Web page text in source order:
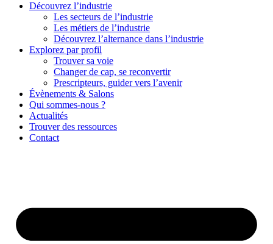
Découvrez l’industrie
Les secteurs de l’industrie
Les métiers de l’industrie
Découvrez l’alternance dans l’industrie
Explorez par profil
Trouver sa voie
Changer de cap, se reconvertir
Prescripteurs, guider vers l’avenir
Évènements & Salons
Qui sommes-nous ?
Actualités
Trouver des ressources
Contact